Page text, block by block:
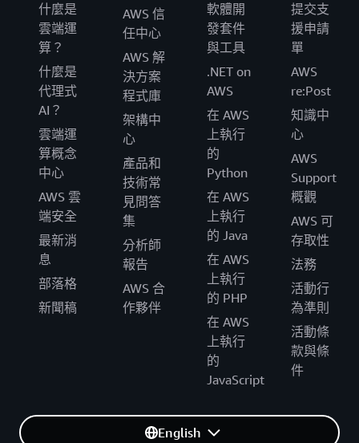
什麼是
雲端運
算？
什麼是
代理式
AI？
雲端運
算概念
中心
AWS 雲
端安全
最新消
息
部落格
新聞稿
AWS 信
任中心
AWS 解
決方案
程式庫
架構中
心
產品和
技術常
見問答
集
分析師
報告
AWS 合
作夥伴
軟體開
發套件
與工具
.NET on
AWS
在 AWS
上執行
的
Python
在 AWS
上執行
的 Java
在 AWS
上執行
的 PHP
在 AWS
上執行
的
JavaScript
提交支
援申請
單
AWS
re:Post
知識中
心
AWS
Support
概觀
AWS 可
存取性
法務
活動行
為準則
活動條
款與條
件
English